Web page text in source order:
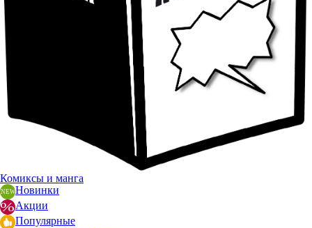
Комиксы и манга
Новинки
Акции
Популярные